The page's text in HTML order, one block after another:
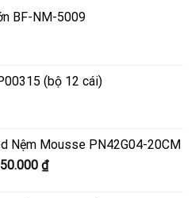
BF-NM-5009
(bộ 12 cái)
Nệm Mousse PN42G04-20CM
₫Giá